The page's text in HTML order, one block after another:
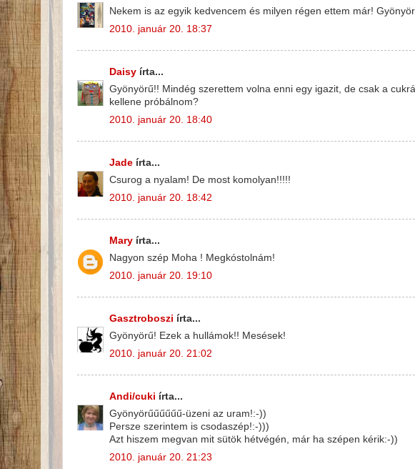
Nekem is az egyik kedvencem és milyen régen ettem már!
2010. január 20. 18:37
Daisy írta...
Gyönyörű!! Mindég szerettem volna enni egy igazit, de csak a
kellene próbálnom?
2010. január 20. 18:40
Jade írta...
Csurog a nyalam! De most komolyan!!!!!
2010. január 20. 18:42
Mary írta...
Nagyon szép Moha ! Megkóstolnám!
2010. január 20. 19:10
Gasztroboszi írta...
Gyönyörű! Ezek a hullámok!! Mesések!
2010. január 20. 21:02
Andi/cuki írta...
Gyönyörűűűűűű-üzeni az uram!:-))
Persze szerintem is csodaszép!:-)))
Azt hiszem megvan mit sütök hétvégén, már ha szépen kérik:-))
2010. január 20. 21:23